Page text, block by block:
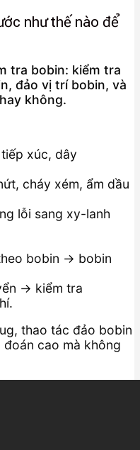
như thế nào để
tra bobin: kiểm tra
đảo vị trí bobin, và
không.
xúc, dây
cháy xém, ẩm dầu
lỗi sang xy-lanh
bobin → bobin
→ kiểm tra
thao tác đảo bobin
cao mà không